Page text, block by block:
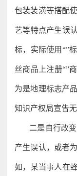
包装装潢等搭配
艺等特点产生误
标，实际使用“”
丝商品上注册“”
为是地理标志产
知识产权局宣告无
二是自行改
产生误认，或者
如，某当事人在